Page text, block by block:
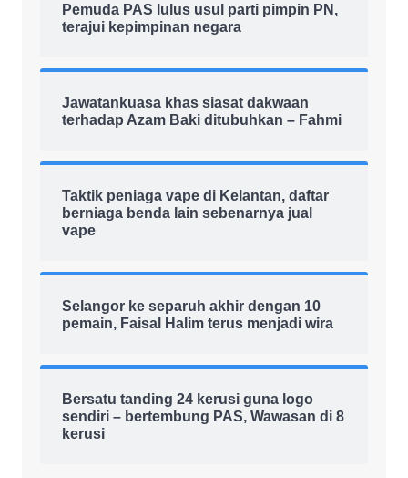
Pemuda PAS lulus usul parti pimpin PN,
terajui kepimpinan negara
Jawatankuasa khas siasat dakwaan
terhadap Azam Baki ditubuhkan – Fahmi
Taktik peniaga vape di Kelantan, daftar
berniaga benda lain sebenarnya jual
vape
Selangor ke separuh akhir dengan 10
pemain, Faisal Halim terus menjadi wira
Bersatu tanding 24 kerusi guna logo
sendiri – bertembung PAS, Wawasan di 8
kerusi